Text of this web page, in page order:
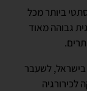
ביותר מכל
גבוהה מאוד
בישראל, לשעבר
לכירורגיה